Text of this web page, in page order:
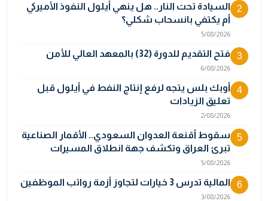
2
السيادة تحت النار.. هل ينهي أيلول النفوذ الأميركي
أم يكتفي بانسحاب شكلي؟
5/08/2026
3 فتح التقديم للدورة (32) بالمعهد العالي للأمن
6/08/2026
4
أوبك بلس يتجه لرفع إنتاج النفط في أيلول قبل
تعليق الزيادات
2/08/2026
5
سقوط أقنعة العدوان السعودي.. الأقمار الصناعية
تبرئ العراق وتكشف جهة انطلاق المسيرات
5/08/2026
6 المالية تدرس 3 خيارات لتجاوز أزمة رواتب الموظفين
3/08/2026